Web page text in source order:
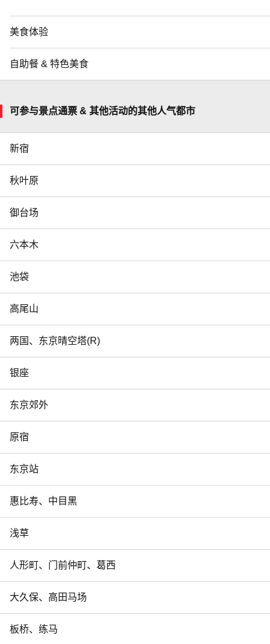
美食体验
自助餐 & 特色美食
可参与景点通票 & 其他活动的其他人气都市
新宿
秋叶原
御台场
六本木
池袋
高尾山
两国、东京晴空塔(R)
银座
东京郊外
原宿
东京站
惠比寿、中目黑
浅草
人形町、门前仲町、葛西
大久保、高田马场
板桥、练马